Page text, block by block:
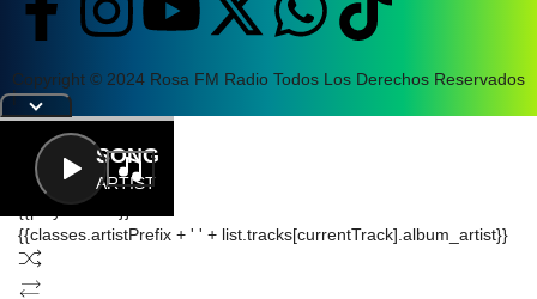
Copyright © 2024 Rosa FM Radio Todos Los Derechos Reservados
|
SONG
ARTIST
Letra
{{playListTitle}}
{{classes.artistPrefix + ' ' + list.tracks[currentTrack].album_artist}}